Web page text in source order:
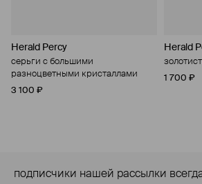
Herald Percy
серьги с большими
разноцветными кристаллами
3 100 ₽
Herald
1 700 ₽
подписчики нашей рассылки